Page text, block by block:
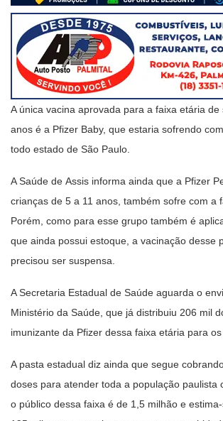
A única vacina aprovada para a faixa etária de
anos é a Pfizer Baby, que estaria sofrendo
todo estado de São Paulo.
A Saúde de Assis informa ainda que a Pfizer
crianças de 5 a 11 anos, também sofre com a
Porém, como para esse grupo também é
que ainda possui estoque, a vacinação desse
precisou ser suspensa.
A Secretaria Estadual de Saúde aguarda o
Ministério da Saúde, que já distribuiu 206 mil
imunizante da Pfizer dessa faixa etária para
A pasta estadual diz ainda que segue
doses para atender toda a população paulista
o público dessa faixa é de 1,5 milhão e